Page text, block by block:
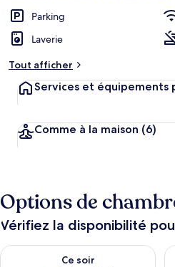
Parking
Laverie
Tout afficher
Services et équipements
Comme à la maison (6)
Options de
Vérifiez la disponibilité
Ce soir
Vérifier la disponibilité pour ce